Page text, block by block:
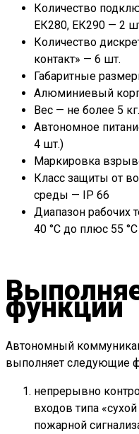
Количество
ЕК280, ЕК290 — 2
Количество
контакт» — 6 шт.
Габаритные
Алюминиевый
Вес — не более 5 кг.
Автономное
4 шт.)
Маркировка
Класс защиты от
среды — IP 66
Диапазон рабочих
40 °С до плюс 55 °С
функции
Автономный
выполняет следующие
непрерывно
входов типа
пожарной